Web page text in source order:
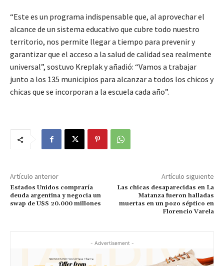
“Este es un programa indispensable que, al aprovechar el
alcance de un sistema educativo que cubre todo nuestro
territorio, nos permite llegar a tiempo para prevenir y
garantizar que el acceso a la salud de calidad sea realmente
universal”, sostuvo Kreplak y añadió: “Vamos a trabajar
junto a los 135 municipios para alcanzar a todos los chicos y
chicas que se incorporan a la escuela cada año”.
Artículo anterior
Estados Unidos compraría
deuda argentina y negocia un
swap de U$S 20.000 millones
Artículo siguiente
Las chicas desaparecidas en La
Matanza fueron halladas
muertas en un pozo séptico en
Florencio Varela
- Advertisement -